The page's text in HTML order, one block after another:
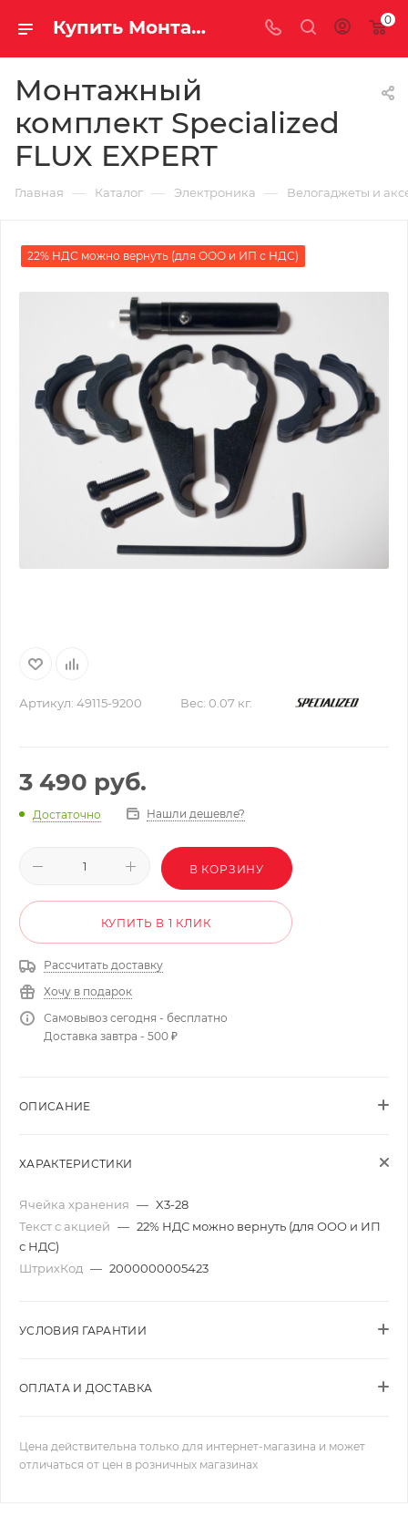
Купить Монтажный комплект Specialized FLUX EXPERT за рублей, а со скидкой 0
Монтажный
комплект Specialized
FLUX EXPERT
Главная — Каталог — Электроника — Велогаджеты и
22% НДС можно вернуть (для ООО и ИП с НДС)
Артикул: 49115-9200 Вес: 0.07 кг.
3 490 руб.
Достаточно Нашли дешевле?
В КОРЗИНУ
КУПИТЬ В 1 КЛИК
Рассчитать доставку
Хочу в подарок
Самовывоз сегодня - бесплатно
Доставка завтра - 500 ₽
ОПИСАНИЕ
ХАРАКТЕРИСТИКИ
Ячейка хранения — X3-28
Текст с акцией — 22% НДС можно вернуть (для ООО и ИП
с НДС)
ШтрихКод — 2000000005423
УСЛОВИЯ ГАРАНТИИ
ОПЛАТА И ДОСТАВКА
Цена действительна только для интернет-магазина и может
отличаться от цен в розничных магазинах